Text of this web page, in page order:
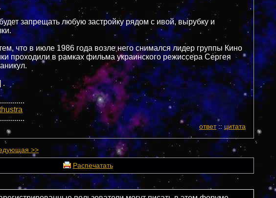
запрещать любую застройку рядом с ивой, вырубку и
что в июле 1986 года возле него снимался лидер группы Кино
проходили в рамках фильма украинского режиссера Сергея
.
ответ:: цитата
>>
Распечатать